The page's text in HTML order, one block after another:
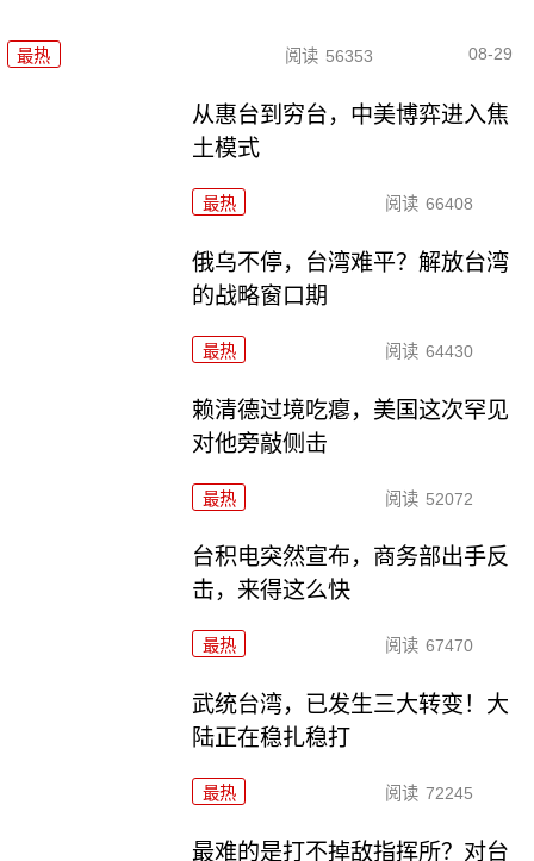
最热 阅读 56353 08-29
从惠台到穷台，中美博弈进入焦
土模式
最热 阅读 66408
俄乌不停，台湾难平？解放台湾
的战略窗口期
最热 阅读 64430
赖清德过境吃瘪，美国这次罕见
对他旁敲侧击
最热 阅读 52072
台积电突然宣布，商务部出手反
击，来得这么快
最热 阅读 67470
武统台湾，已发生三大转变！大
陆正在稳扎稳打
最热 阅读 72245
最难的是打不掉敌指挥所？对台